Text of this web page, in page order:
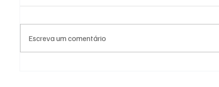
Abbusai - Urubu Treteiro Tião
Escreva um comentário